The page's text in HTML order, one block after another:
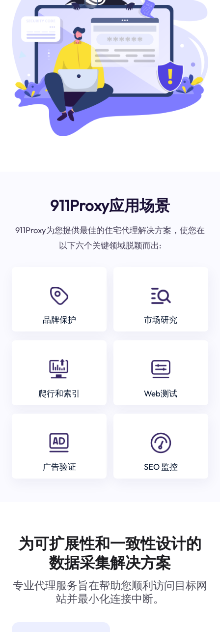
911Proxy应用场景
911Proxy为您提供最佳的住宅代理解决方案，使您在
以下六个关键领域脱颖而出:
品牌保护 市场研究
爬行和索引 Web测试
广告验证 SEO 监控
为可扩展性和一致性设计的
数据采集解决方案
专业代理服务旨在帮助您顺利访问目标网
站并最小化连接中断。